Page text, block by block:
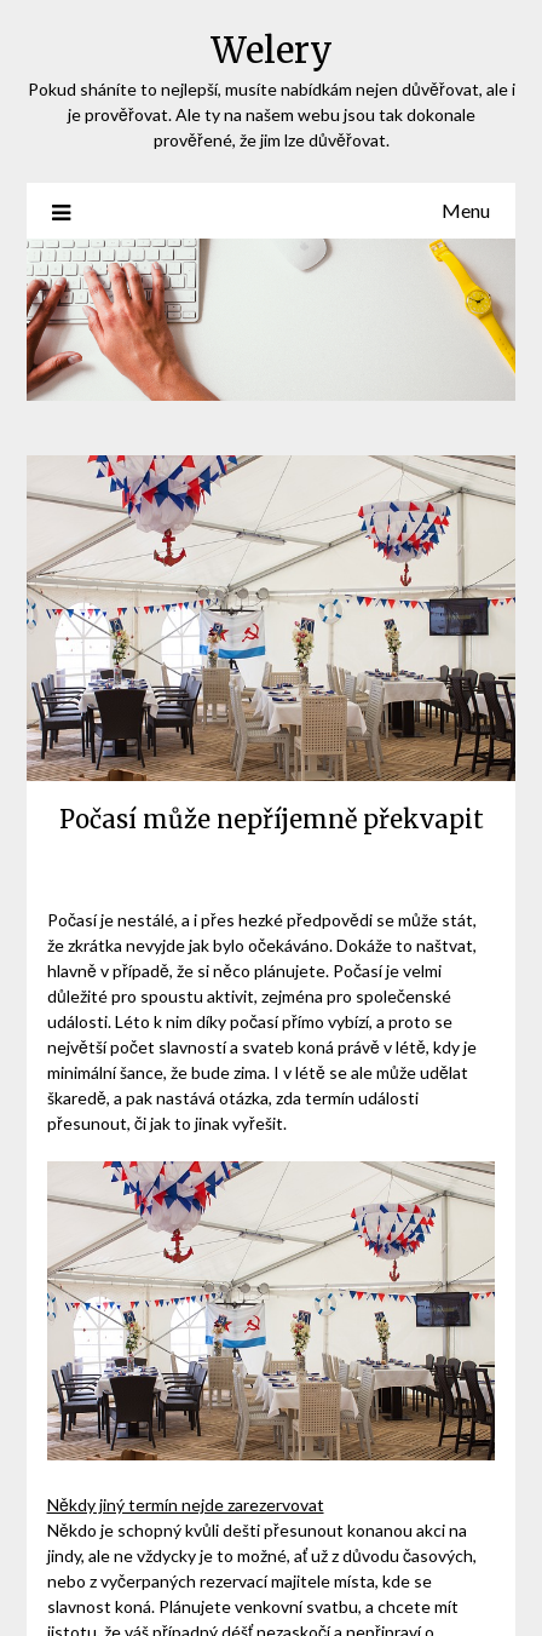
Welery
Pokud sháníte to nejlepší, musíte nabídkám nejen důvěřovat, ale i
je prověřovat. Ale ty na našem webu jsou tak dokonale
prověřené, že jim lze důvěřovat.
Menu
Počasí může nepříjemně překvapit
Počasí je nestálé, a i přes hezké předpovědi se může stát,
že zkrátka nevyjde jak bylo očekáváno. Dokáže to naštvat,
hlavně v případě, že si něco plánujete. Počasí je velmi
důležité pro spoustu aktivit, zejména pro společenské
události. Léto k nim díky počasí přímo vybízí, a proto se
největší počet slavností a svateb koná právě v létě, kdy je
minimální šance, že bude zima. I v létě se ale může udělat
škaredě, a pak nastává otázka, zda termín události
přesunout, či jak to jinak vyřešit.
Někdy jiný termín nejde zarezervovat
Někdo je schopný kvůli dešti přesunout konanou akci na
jindy, ale ne vždycky je to možné, ať už z důvodu časových,
nebo z vyčerpaných rezervací majitele místa, kde se
slavnost koná. Plánujete venkovní svatbu, a chcete mít